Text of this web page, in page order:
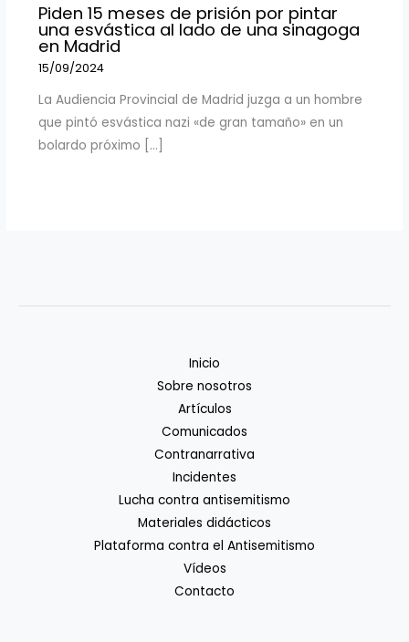
Piden 15 meses de prisión por pintar
una esvástica al lado de una sinagoga
en Madrid
15/09/2024
La Audiencia Provincial de Madrid juzga a un hombre
que pintó esvástica nazi «de gran tamaño» en un
bolardo próximo […]
Inicio
Sobre nosotros
Artículos
Comunicados
Contranarrativa
Incidentes
Lucha contra antisemitismo
Materiales didácticos
Plataforma contra el Antisemitismo
Vídeos
Contacto